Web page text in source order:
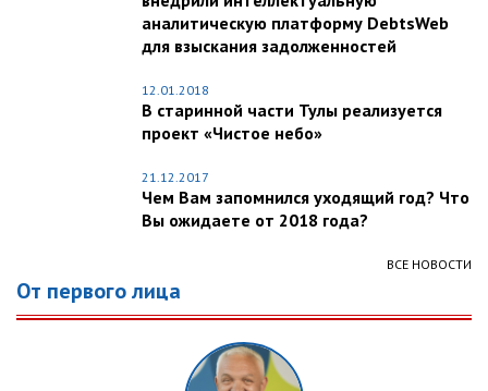
аналитическую платформу DebtsWeb
для взыскания задолженностей
12.01.2018
В старинной части Тулы реализуется
проект «Чистое небо»
21.12.2017
Чем Вам запомнился уходящий год? Что
Вы ожидаете от 2018 года?
ВСЕ НОВОСТИ
От первого лица